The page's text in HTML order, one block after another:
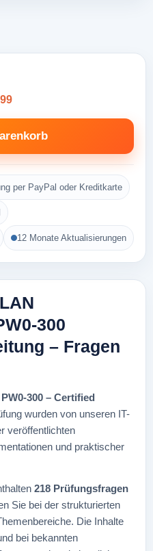
per PayPal oder Kreditkarte
12 Monate Aktualisierungen
300
– Fragen
PW0-300 – Certified
wurden von unseren IT-
veröffentlichten
und praktischer
218 Prüfungsfragen
Sie bei der strukturierten
Die Inhalte
bei bekannten